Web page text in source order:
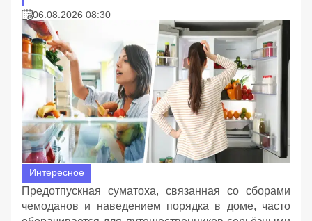
06.08.2026 08:30
Интересное
Предотпускная суматоха, связанная со сборами
чемоданов и наведением порядка в доме, часто